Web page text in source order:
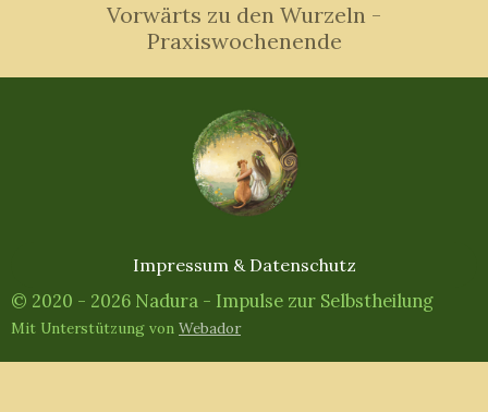
Vorwärts zu den Wurzeln -
Praxiswochenende
Impressum & Datenschutz
© 2020 - 2026 Nadura - Impulse zur Selbstheilung
Mit Unterstützung von Webador